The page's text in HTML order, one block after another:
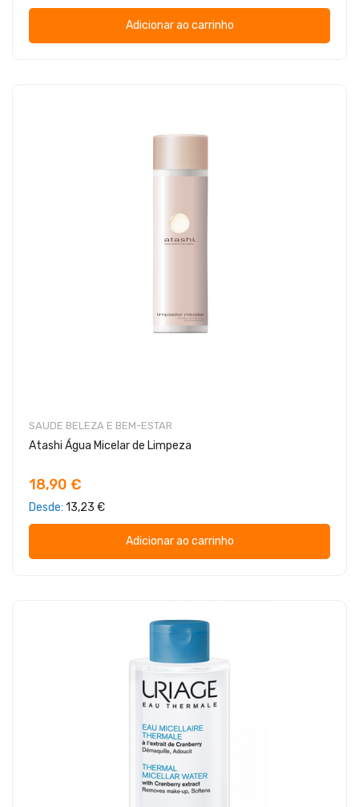
Adicionar ao carrinho
SAUDE BELEZA E BEM-ESTAR
Atashi Água Micelar de Limpeza
18,90 €
Desde 13,23 €
Adicionar ao carrinho